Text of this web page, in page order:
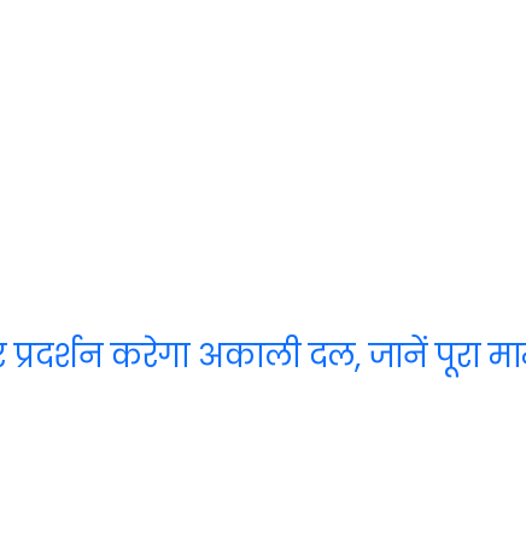
करेगा अकाली दल, जानें पूरा